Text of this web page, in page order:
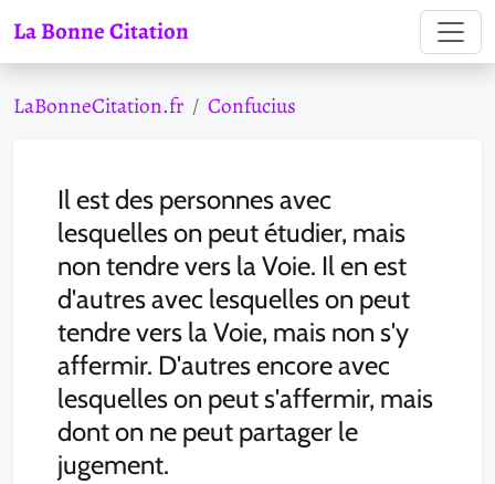
La Bonne Citation
LaBonneCitation.fr Confucius
Il est des personnes avec
lesquelles on peut étudier, mais
non tendre vers la Voie. Il en est
d'autres avec lesquelles on peut
tendre vers la Voie, mais non s'y
affermir. D'autres encore avec
lesquelles on peut s'affermir, mais
dont on ne peut partager le
jugement.